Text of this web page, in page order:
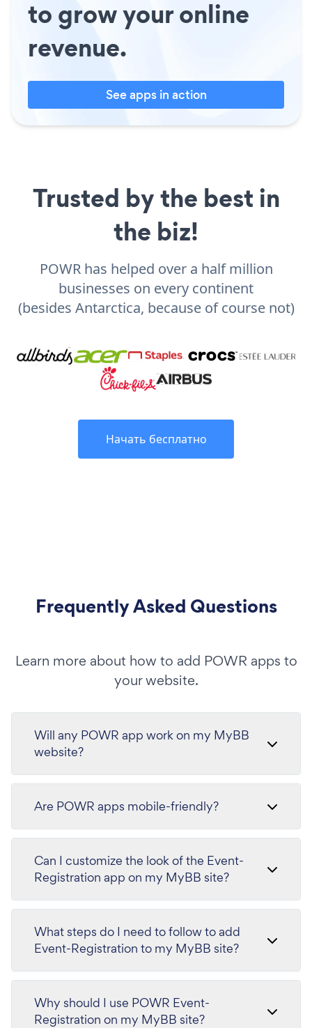
to grow your online
revenue.
See apps in action
Trusted by the best in
the biz!
POWR has helped over a half million
businesses on every continent
(besides Antarctica, because of course not)
Начать бесплатно
Frequently Asked Questions
Learn more about how to add POWR apps to
your website.
Will any POWR app work on my MyBB
website?
Are POWR apps mobile-friendly?
Can I customize the look of the Event-
Registration app on my MyBB site?
What steps do I need to follow to add
Event-Registration to my MyBB site?
Why should I use POWR Event-
Registration on my MyBB site?